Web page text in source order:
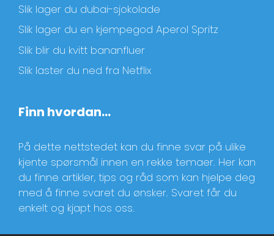
Slik lager du dubai-sjokolade
Slik lager du en kjempegod Aperol Spritz
Slik blir du kvitt bananfluer
Slik laster du ned fra Netflix
Finn hvordan…
På dette nettstedet kan du finne svar på ulike
kjente spørsmål innen en rekke temaer. Her kan
du finne artikler, tips og råd som kan hjelpe deg
med å finne svaret du ønsker. Svaret får du
enkelt og kjapt hos oss.